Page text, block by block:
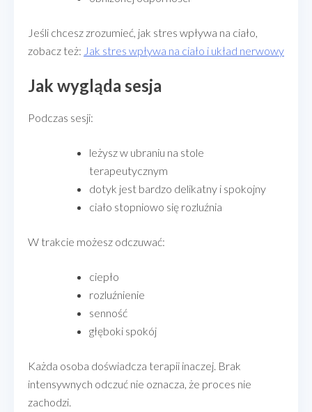
Jeśli chcesz zrozumieć, jak stres wpływa na ciało,
zobacz też: Jak stres wpływa na ciało i układ nerwowy
Jak wygląda sesja
Podczas sesji:
leżysz w ubraniu na stole
terapeutycznym
dotyk jest bardzo delikatny i spokojny
ciało stopniowo się rozluźnia
W trakcie możesz odczuwać:
ciepło
rozluźnienie
senność
głęboki spokój
Każda osoba doświadcza terapii inaczej. Brak
intensywnych odczuć nie oznacza, że proces nie
zachodzi.